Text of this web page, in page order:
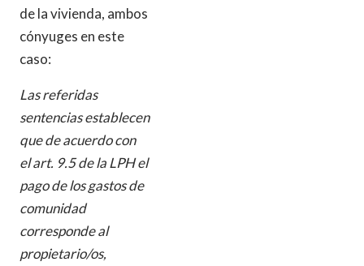
de la vivienda, ambos
cónyuges en este
caso:
Las referidas
sentencias establecen
que de acuerdo con
el art. 9.5 de la LPH el
pago de los gastos de
comunidad
corresponde al
propietario/os,